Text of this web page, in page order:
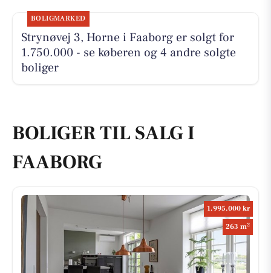
BOLIGMARKED
Strynøvej 3, Horne i Faaborg er solgt for
1.750.000 - se køberen og 4 andre solgte
boliger
BOLIGER TIL SALG I
FAABORG
1.995.000 kr
263 m2